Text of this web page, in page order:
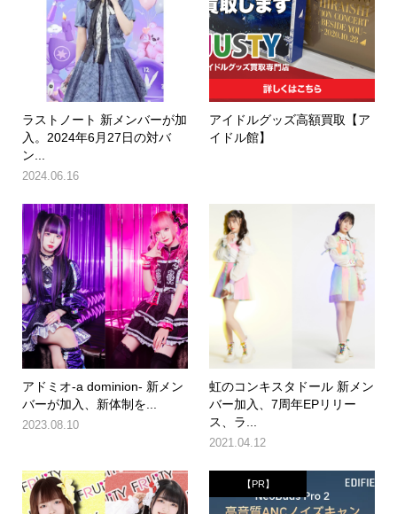
ラストノート 新メンバーが加
入。2024年6月27日の対バ
ン...
2024.06.16
アイドルグッズ高額買取【ア
イドル館】
アドミオ-a dominion- 新メン
バーが加入、新体制を...
2023.08.10
虹のコンキスタドール 新メン
バー加入、7周年EPリリー
ス、ラ...
2021.04.12
【PR】